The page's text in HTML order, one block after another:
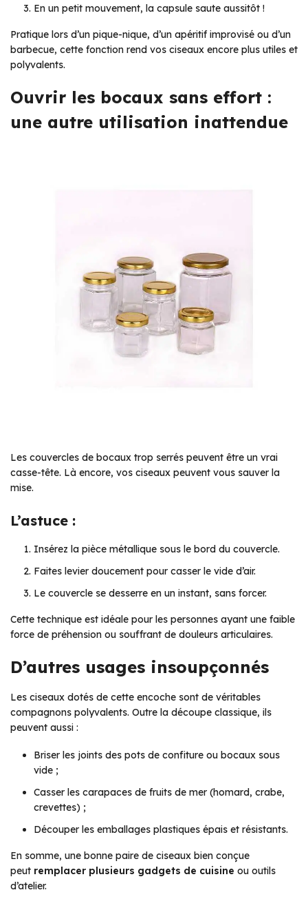
En un petit mouvement, la capsule saute aussitôt !
Pratique lors d’un pique-nique, d’un apéritif improvisé ou d’un
barbecue, cette fonction rend vos ciseaux encore plus utiles et
polyvalents.
Ouvrir les bocaux sans effort :
une autre utilisation inattendue
Les couvercles de bocaux trop serrés peuvent être un vrai
casse-tête. Là encore, vos ciseaux peuvent vous sauver la
mise.
L’astuce :
Insérez la pièce métallique sous le bord du couvercle.
Faites levier doucement pour casser le vide d’air.
Le couvercle se desserre en un instant, sans forcer.
Cette technique est idéale pour les personnes ayant une faible
force de préhension ou souffrant de douleurs articulaires.
D’autres usages insoupçonnés
Les ciseaux dotés de cette encoche sont de véritables
compagnons polyvalents. Outre la découpe classique, ils
peuvent aussi :
Briser les joints des pots de confiture ou bocaux sous
vide ;
Casser les carapaces de fruits de mer (homard, crabe,
crevettes) ;
Découper les emballages plastiques épais et résistants.
En somme, une bonne paire de ciseaux bien conçue
peut remplacer plusieurs gadgets de cuisine ou outils
d’atelier.